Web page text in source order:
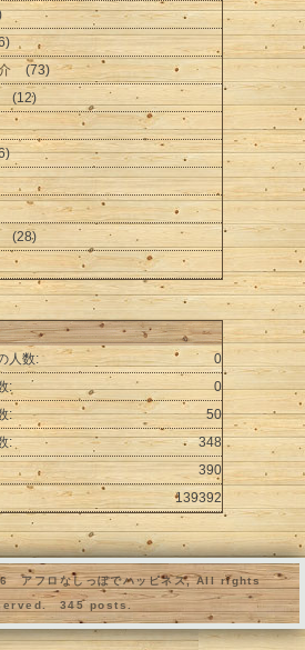
(73)
(12)
(28)
0
人数:
0
:
50
:
348
:
390
139392
アフロなしっぽでハッピネス, All rights
345 posts.